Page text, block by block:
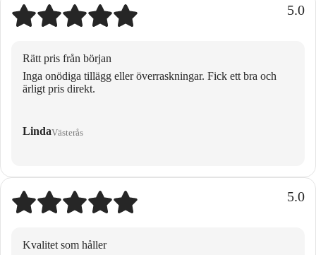
5.0
Rätt pris från början
Inga onödiga tillägg eller överraskningar. Fick ett bra och
ärligt pris direkt.
LindaVästerås
5.0
Kvalitet som håller